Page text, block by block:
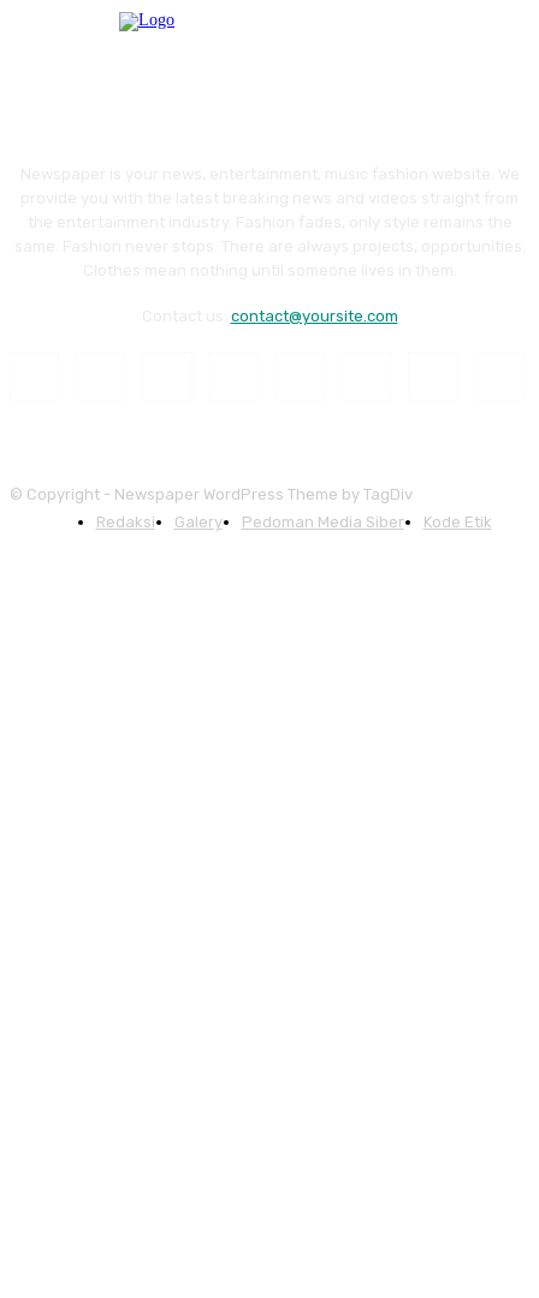
contact@yoursite.com
© Copyright - Newspaper WordPress Theme by TagDiv
Redaksi
Galery Pedoman Media Siber Kode Etik